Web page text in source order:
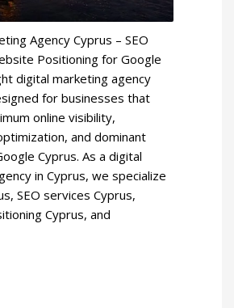
Agency Cyprus – SEO
Positioning for Google
digital marketing agency
for businesses that
online visibility,
and dominant
Cyprus. As a digital
in Cyprus, we specialize
SEO services Cyprus,
Cyprus, and